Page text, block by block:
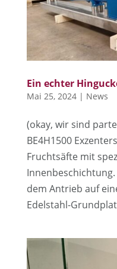
Ein echter
Mai 25, 2024| News
(okay, wir sind
BE4H1500
Fruchtsäfte mit
dem Antrieb auf
Edelstahl-